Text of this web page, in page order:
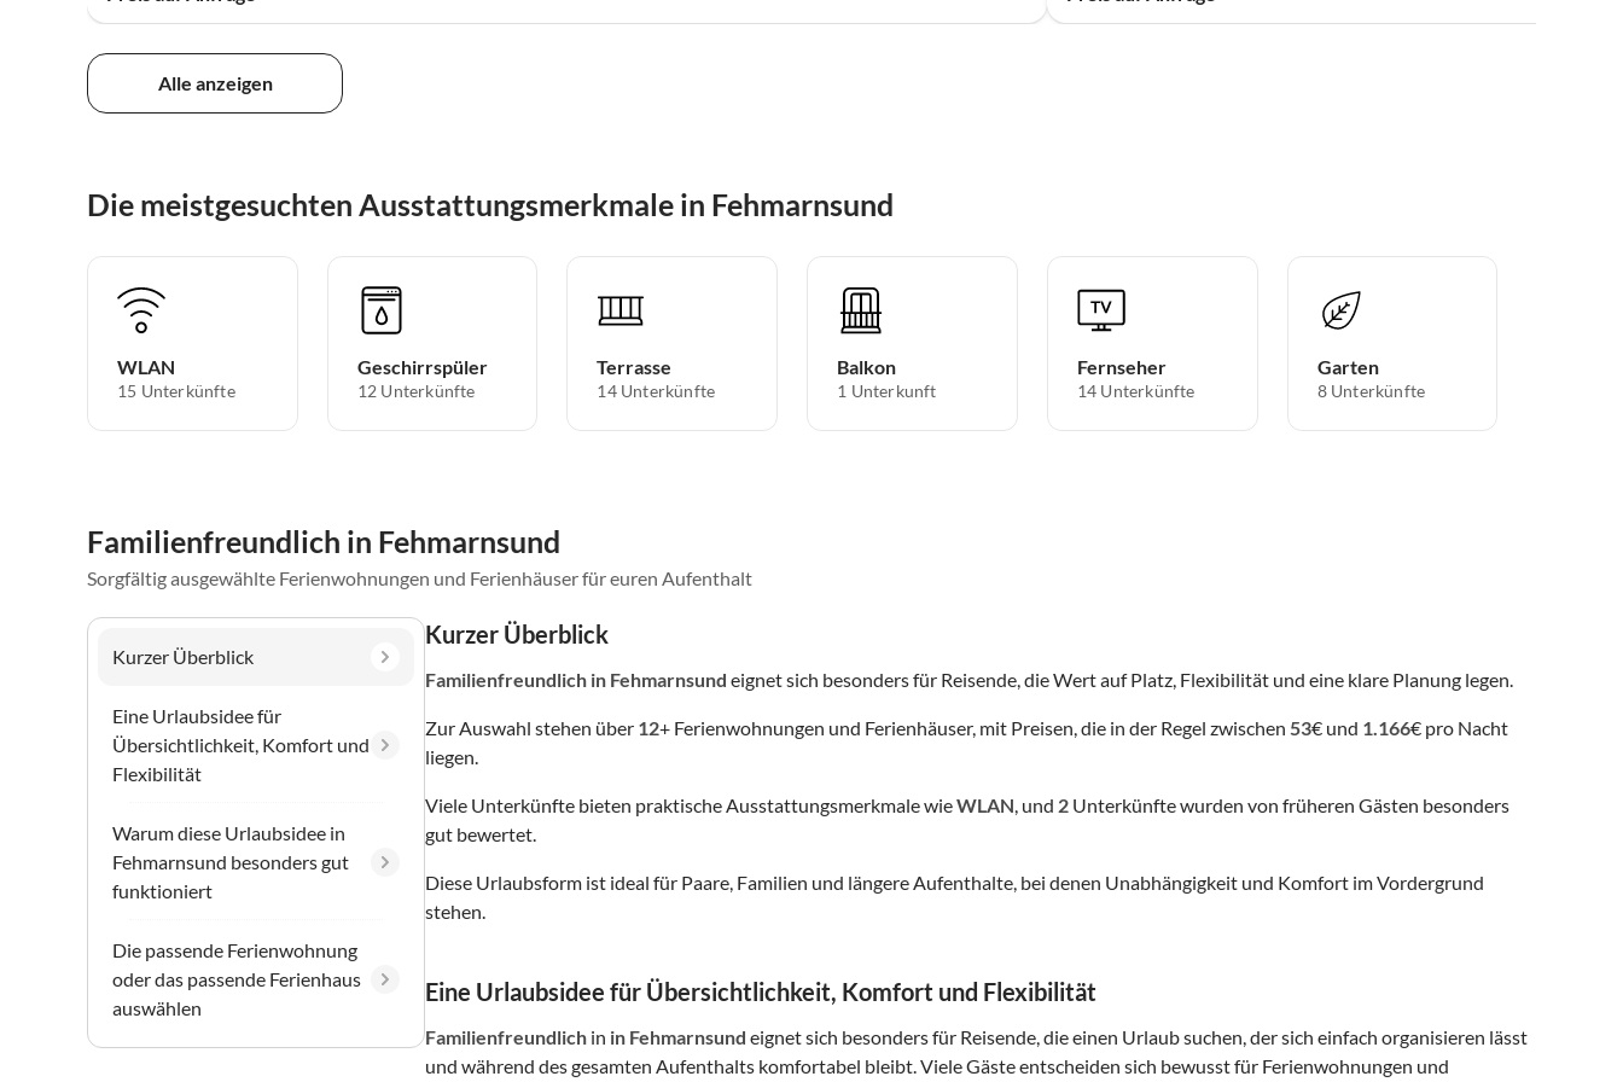
Alle anzeigen
Die meistgesuchten Ausstattungsmerkmale in Fehmarnsund
WLAN
15 Unterkünfte
Geschirrspüler
12 Unterkünfte
Terrasse
14 Unterkünfte
Balkon
1 Unterkunft
Fernseher
14 Unterkünfte
Garten
8 Unterkünfte
Familienfreundlich in Fehmarnsund
Sorgfältig ausgewählte Ferienwohnungen und Ferienhäuser für euren Aufenthalt
Kurzer Überblick
Eine Urlaubsidee für
Übersichtlichkeit, Komfort und
Flexibilität
Warum diese Urlaubsidee in
Fehmarnsund besonders gut
funktioniert
Die passende Ferienwohnung
oder das passende Ferienhaus
auswählen
Kurzer Überblick
Familienfreundlich in Fehmarnsund eignet sich besonders für Reisende, die Wert auf Platz, Flexibilität und eine klare Planung legen.
Zur Auswahl stehen über 12+ Ferienwohnungen und Ferienhäuser, mit Preisen, die in der Regel zwischen 53€ und 1.166€ pro Nacht
liegen.
Viele Unterkünfte bieten praktische Ausstattungsmerkmale wieWLAN, und 2 Unterkünfte wurden von früheren Gästen besonders
gut bewertet.
Diese Urlaubsform ist ideal für Paare, Familien und längere Aufenthalte, bei denen Unabhängigkeit und Komfort im Vordergrund
stehen.
Eine Urlaubsidee für Übersichtlichkeit, Komfort und Flexibilität
Familienfreundlich in in Fehmarnsund eignet sich besonders für Reisende, die einen Urlaub suchen, der sich einfach organisieren lässt
und während des gesamten Aufenthalts komfortabel bleibt. Viele Gäste entscheiden sich bewusst für Ferienwohnungen und